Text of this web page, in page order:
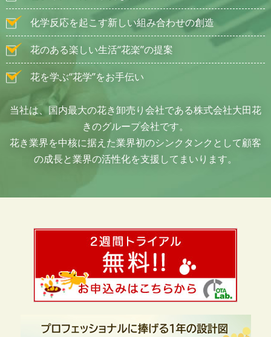
聴き逃し配信はradikoからキャッチアップしていただけます。
化学反応を起こす新しい組み合わせの創造
花のある楽しい生活“花楽”の提案
花を学ぶ“花学”をお手伝い
当社は、国内最大の花き卸売り会社である株式会社大田花
きのグループ会社です。
花き業界を中核に据えた業界初のシンクタンクとして顧客
の成長と業界の活性化を支援してまいります。